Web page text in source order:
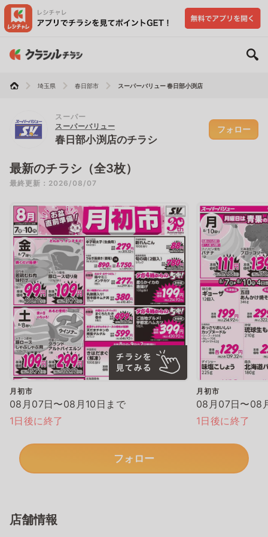
埼玉県 春日部市 スーパーバリュー 春日部小渕店
スーパー
スーパーバリュー
春日部小渕店のチラシ
フォロー
最新のチラシ（全3枚）
最終更新：2026/08/07
月初市
08月07日〜08月10日まで
1日後に終了
月初市
08月07日〜08
1日後に終了
フォロー
店舗情報